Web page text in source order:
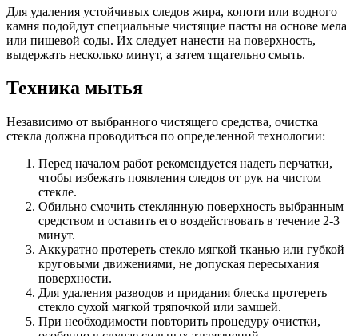
Для удаления устойчивых следов жира, копоти или водного
камня подойдут специальные чистящие пасты на основе мела
или пищевой соды. Их следует нанести на поверхность,
выдержать несколько минут, а затем тщательно смыть.
Техника мытья
Независимо от выбранного чистящего средства, очистка
стекла должна проводиться по определенной технологии:
Перед началом работ рекомендуется надеть перчатки,
чтобы избежать появления следов от рук на чистом
стекле.
Обильно смочить стеклянную поверхность выбранным
средством и оставить его воздействовать в течение 2-3
минут.
Аккуратно протереть стекло мягкой тканью или губкой
круговыми движениями, не допуская пересыхания
поверхности.
Для удаления разводов и придания блеска протереть
стекло сухой мягкой тряпочкой или замшей.
При необходимости повторить процедуру очистки,